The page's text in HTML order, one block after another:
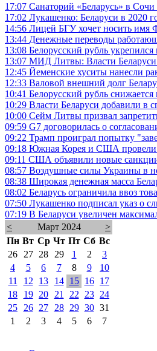
17:07 Санаторий «Беларусь» в
17:02 Лукашенко: Беларуси в 2020
14:56 Лицей БГУ хочет носить имя
13:44 Денежные переводы
13:08 Белорусский рубль
13:07 МИД Литвы: Власти Беларуси
12:45 Йеменские хуситы нанесли
12:33 Валовой внешний долг
10:41 Белорусский рубль
10:29 Власти Беларуси добавили в
10:00 Сейм Литвы призвал
09:59 G7 договорилась о
09:22 Трамп проиграл попытку
09:18 Южная Корея и США провели
09:11 США объявили новые санкции
08:57 Воздушные силы Украины в
08:38 Широкая денежная масса
08:02 Беларусь ограничила ввоз
07:50 Лукашенко подписал указ о
07:19 В Беларуси увеличен
<
Март 2024
>
Пн Вт Ср Чт Пт Сб Вс
26
27 28 29 1 2
3
4
5 6 7 8 9
10
11
12 13 14 15 16
17
18
19 20 21 22 23
24
25
26 27 28 29 30 31
1
2 3 4 5 6 7